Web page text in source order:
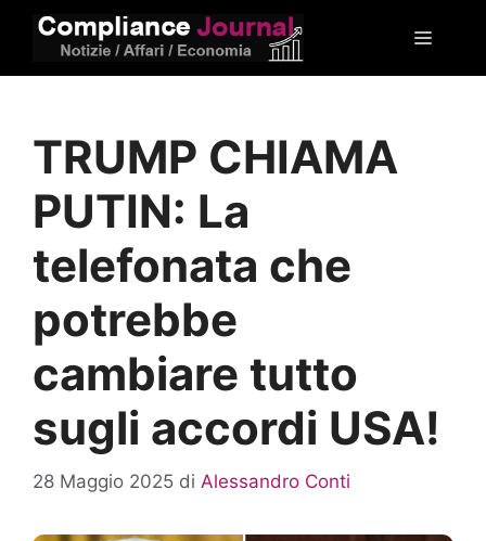
Menu
TRUMP CHIAMA
PUTIN: La
telefonata che
potrebbe
cambiare tutto
sugli accordi USA!
28 Maggio 2025 di Alessandro Conti